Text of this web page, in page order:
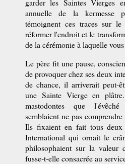
garder les Saintes Vierges
annuelle de la kermesse
témoignent ces traces sur
réformer l'endroit et le
de la cérémonie à laquelle
Le père fit une pause,
de provoquer chez ses deux
de chance, il arriverait peut-
une Sainte Vierge en
mastodontes que
semblaient ne pas
Ils fixaient en fait tous deux
International qui ornait le
philosophaient sur la valeur
fusse-t-elle consacrée au